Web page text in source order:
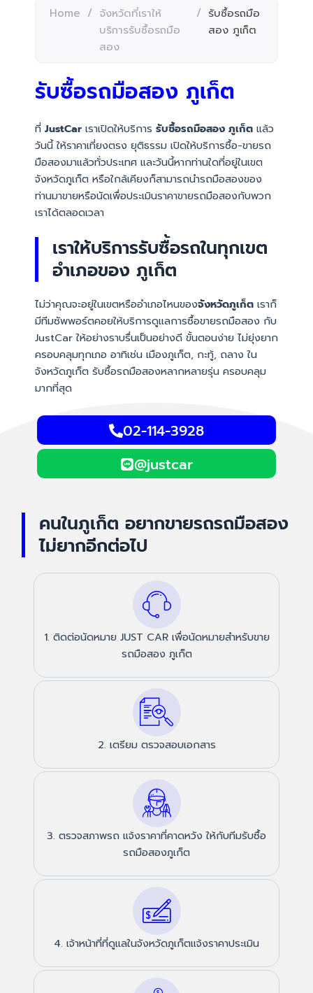
Home / จังหวัดที่เราให้
บริการรับซื้อรถมือ
สอง
/ รับซื้อรถมือ
สอง ภูเก็ต
รับซื้อรถมือสอง ภูเก็ต
ที่ JustCar เราเปิดให้บริการ รับซื้อรถมือสอง ภูเก็ต แล้ว
วันนี้ ให้ราคาเที่ยงตรง ยุติธรรม เปิดให้บริการซื้อ-ขายรถ
มือสองมาแล้วทั่วประเทศ และวันนี้หากท่านใดที่อยู่ในเขต
จังหวัดภูเก็ต หรือใกล้เคียงก็สามารถนำรถมือสองของ
ท่านมาขายหรือนัดเพื่อประเมินราคาขายรถมือสองกับพวก
เราได้ตลอดเวลา
เราให้บริการรับซื้อรถในทุกเขต
อำเภอของ ภูเก็ต
ไม่ว่าคุณจะอยู่ในเขตหรืออำเภอไหนของจังหวัดภูเก็ต เราก็
มีทีมซัพพอร์ตคอยให้บริการดูแลการซื้อขายรถมือสอง กับ
JustCar ให้อย่างราบรื่นเป็นอย่างดี ขั้นตอนง่าย ไม่ยุ่งยาก
ครอบคลุมทุกเภอ อาทิเช่น เมืองภูเก็ต, กะทู้, ถลาง ใน
จังหวัดภูเก็ต รับซื้อรถมือสองหลากหลายรุ่น ครอบคลุม
มากที่สุด
02-114-3928
@justcar
คนในภูเก็ต อยากขายรถรถมือสอง
ไม่ยากอีกต่อไป
1. ติดต่อนัดหมาย JUST CAR เพื่อนัดหมายสำหรับขาย
รถมือสอง ภูเก็ต
2. เตรียม ตรวจสอบเอกสาร
3. ตรวจสภาพรถ แจ้งราคาที่คาดหวัง ให้กับทีมรับซื้อ
รถมือสองภูเก็ต
4. เจ้าหน้าที่ที่ดูแลในจังหวัดภูเก็ตแจ้งราคาประเมิน